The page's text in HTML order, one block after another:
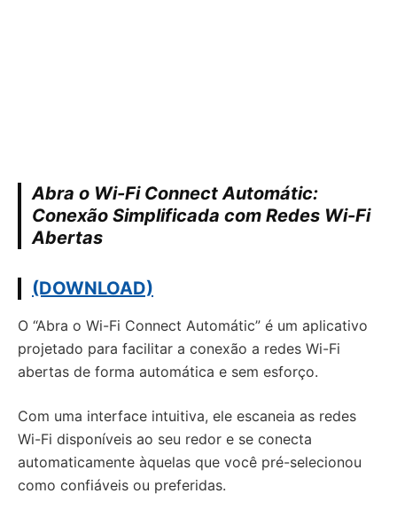
Abra o Wi-Fi Connect Automátic:
Conexão Simplificada com Redes Wi-Fi
Abertas
(DOWNLOAD)
O “Abra o Wi-Fi Connect Automátic” é um aplicativo
projetado para facilitar a conexão a redes Wi-Fi
abertas de forma automática e sem esforço.
Com uma interface intuitiva, ele escaneia as redes
Wi-Fi disponíveis ao seu redor e se conecta
automaticamente àquelas que você pré-selecionou
como confiáveis ou preferidas.